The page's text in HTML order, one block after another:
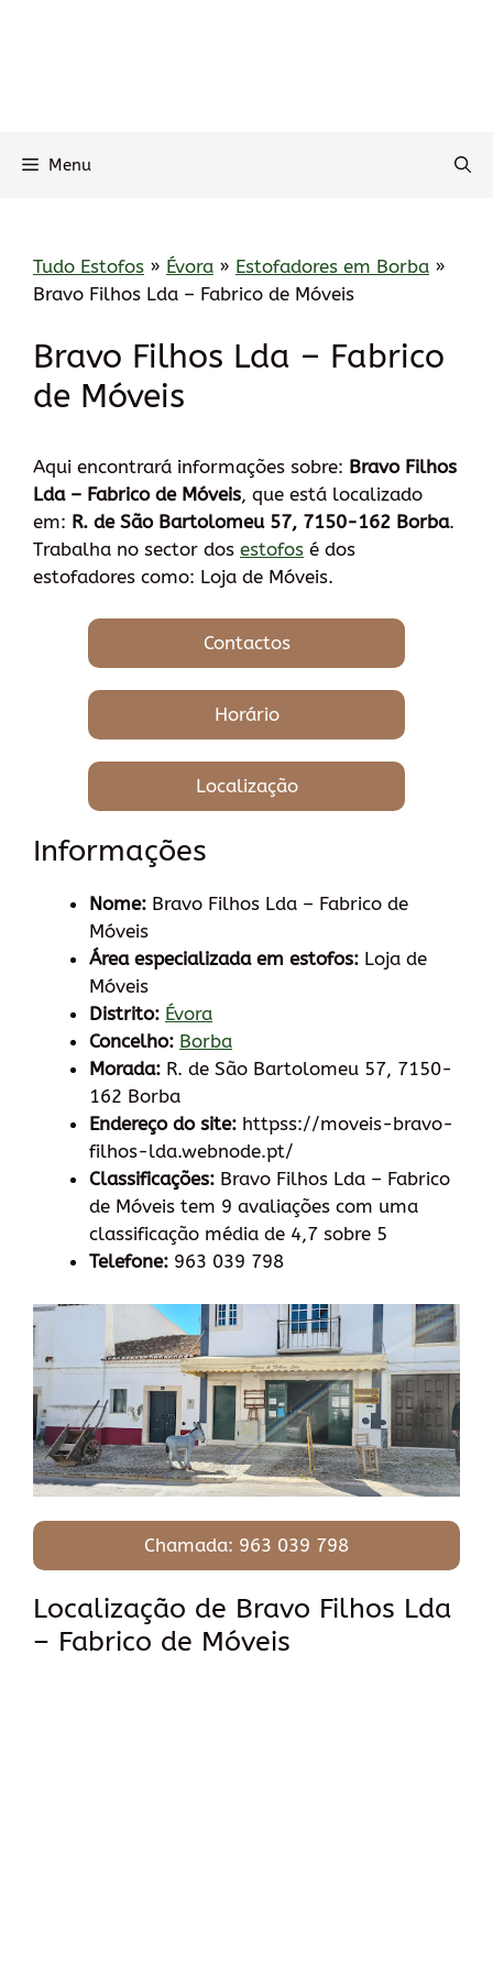
Menu
Tudo Estofos » Évora » Estofadores em Borba »
Bravo Filhos Lda – Fabrico de Móveis
Bravo Filhos Lda – Fabrico
de Móveis
Aqui encontrará informações sobre: Bravo Filhos
Lda – Fabrico de Móveis, que está localizado
em: R. de São Bartolomeu 57, 7150-162 Borba.
Trabalha no sector dos estofos é dos
estofadores como: Loja de Móveis.
Contactos
Horário
Localização
Informações
Nome: Bravo Filhos Lda – Fabrico de
Móveis
Área especializada em estofos: Loja de
Móveis
Distrito: Évora
Concelho: Borba
Morada: R. de São Bartolomeu 57, 7150-
162 Borba
Endereço do site: httpss://moveis-bravo-
filhos-lda.webnode.pt/
Classificações: Bravo Filhos Lda – Fabrico
de Móveis tem 9 avaliações com uma
classificação média de 4,7 sobre 5
Telefone: 963 039 798
Chamada: 963 039 798
Localização de Bravo Filhos Lda
– Fabrico de Móveis